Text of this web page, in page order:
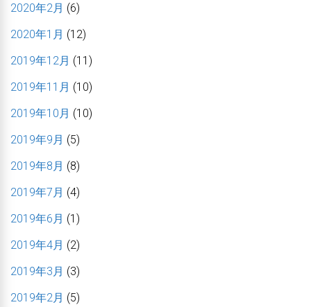
2020年2月 (6)
2020年1月 (12)
2019年12月 (11)
2019年11月 (10)
2019年10月 (10)
2019年9月 (5)
2019年8月 (8)
2019年7月 (4)
2019年6月 (1)
2019年4月 (2)
2019年3月 (3)
2019年2月 (5)